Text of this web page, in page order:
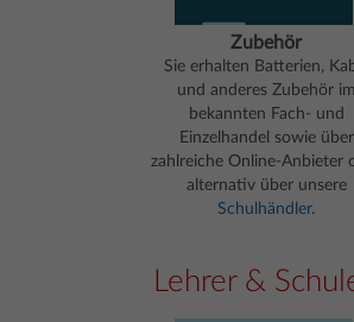
Zubehör
Sie erhalten Batterien,
und anderes Zubehör im
bekannten Fach- und
Einzelhandel sowie über
zahlreiche Online-Anbieter
alternativ über unsere
Schulhändler.
Lehrer &